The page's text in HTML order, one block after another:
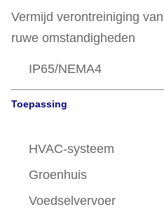
Vermijd verontreiniging
ruwe omstandigheden
IP65/NEMA4
Toepassing
HVAC-systeem
Groenhuis
Voedselvervoer